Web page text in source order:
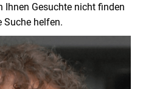
Ihnen Gesuchte nicht finden
Suche helfen.